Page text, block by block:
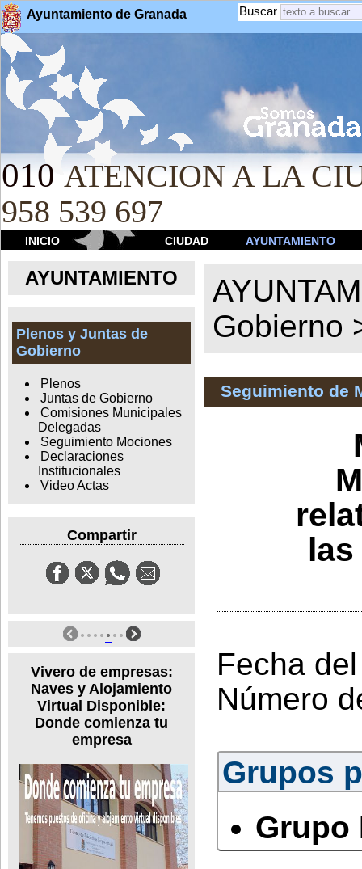
Ayuntamiento de Granada Buscar
010 ATENCION A LA
958 539 697
INICIO CIUDAD AYUNTAMIENTO
AYUNTAMIENTO
Plenos y Juntas de
Gobierno
Plenos
Juntas de Gobierno
Comisiones Municipales
Delegadas
Seguimiento Mociones
Declaraciones
Institucionales
Video Actas
Compartir
Vivero de empresas:
Naves y Alojamiento
Virtual Disponible:
Donde comienza tu
empresa
Gobierno
Seguimiento de
Fecha
Número
Grupos
Grupo